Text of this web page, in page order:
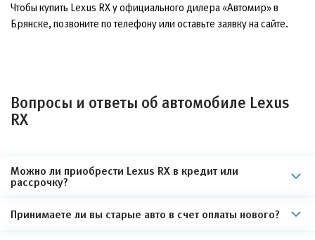
Чтобы купить Lexus RX у официального дилера «Автомир» в
Брянске, позвоните по телефону или оставьте заявку на сайте.
Вопросы и ответы об автомобиле Lexus
RX
Можно ли приобрести Lexus RX в кредит или
рассрочку?
Принимаете ли вы старые авто в счет оплаты нового?